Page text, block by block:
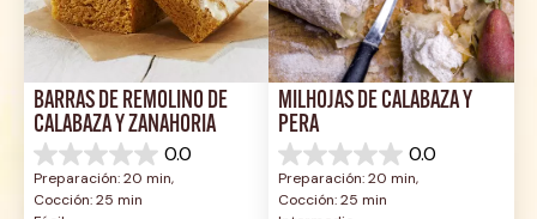
BARRAS DE REMOLINO DE
CALABAZA Y ZANAHORIA
0.0
0.0
de
5
Preparación: 20 min,
Cocción: 25 min
MILHOJAS DE CALABAZA Y
PERA
0.0
0.0
de
5
Preparación: 20 min,
Cocción: 25 min